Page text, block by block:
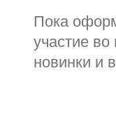
Пока
участие
новинки и